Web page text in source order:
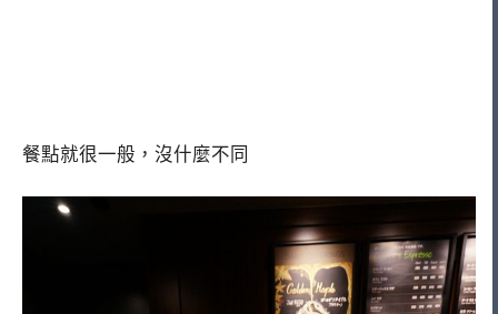
餐點就很一般，沒什麼不同